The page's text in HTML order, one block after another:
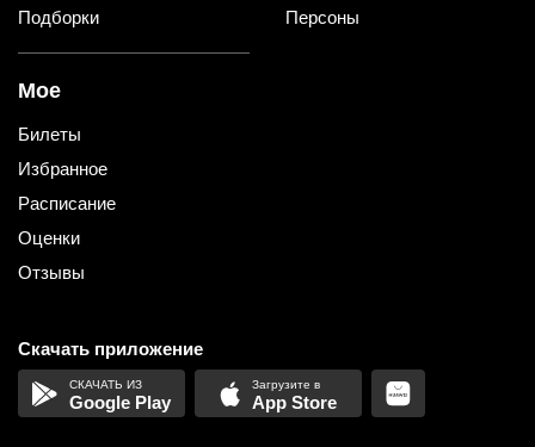
Подборки
Персоны
Мое
Билеты
Избранное
Расписание
Оценки
Отзывы
Скачать приложение
Google Play App Store